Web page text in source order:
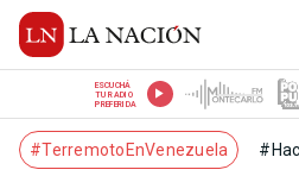
ESCUCHÁ
TU RADIO
PREFERIDA
#TerremotoEnVenezuela